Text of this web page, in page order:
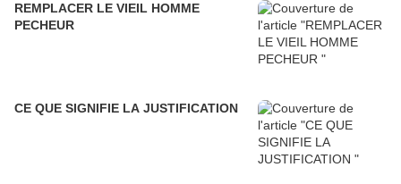
REMPLACER LE VIEIL HOMME
PECHEUR
CE QUE SIGNIFIE LA JUSTIFICATION